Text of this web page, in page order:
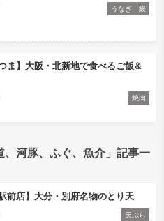
うなぎ 鰻
ま】大阪・北新地で食べるご飯＆
焼肉
、河豚、ふぐ、魚介」記事一
前店】大分・別府名物のとり天
天ぷら